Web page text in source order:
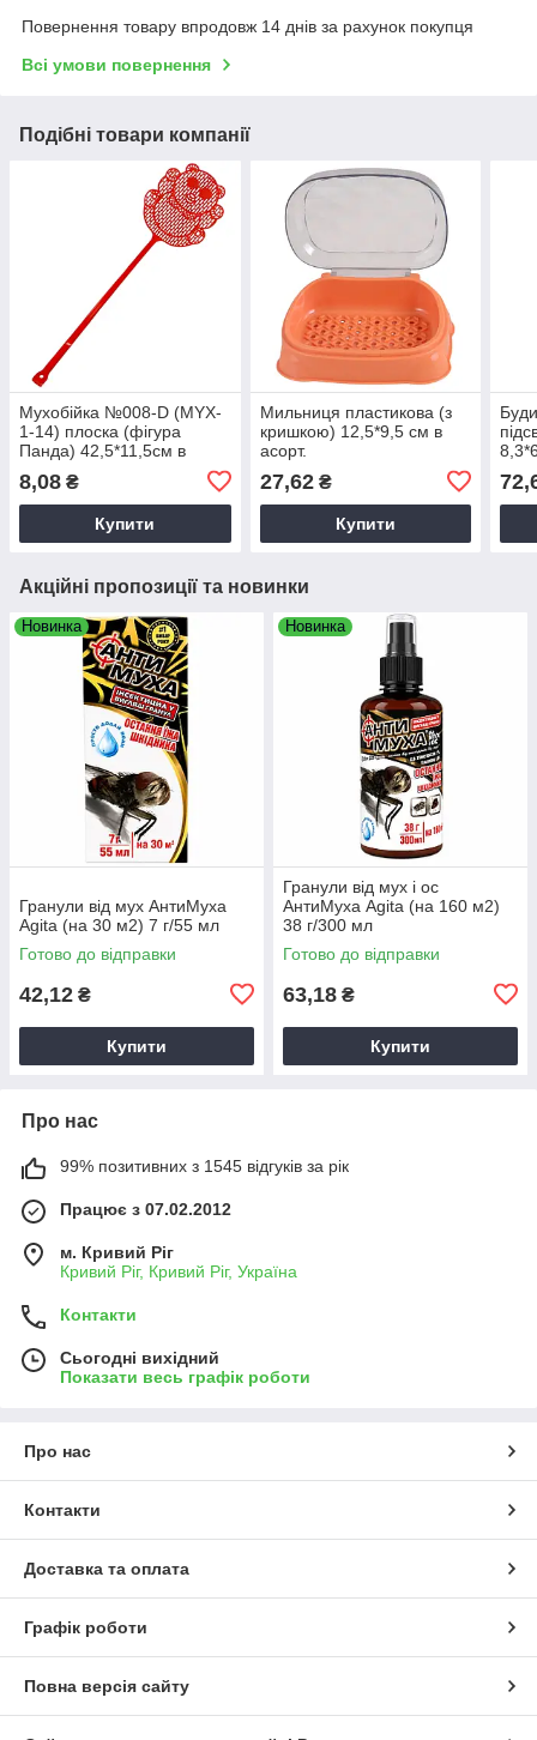
Повернення товару впродовж 14 днів за рахунок покупця
Всі умови повернення
Подібні товари компанії
Мухобійка №008-D (MYX-
1-14) плоска (фігура
Панда) 42,5*11,5см в
8,08 ₴
Купити
Мильниця пластикова (з
кришкою) 12,5*9,5 см в
асорт.
27,62₴
Купити
Акційні пропозиції та новинки
Новинка
Гранули від мух АнтиМуха
Agita (на 30 м2) 7 г/55 мл
Готово до відправки
42,12 ₴
Купити
Новинка
Гранули від мух і ос
АнтиМуха Agita (на 160 м2)
38 г/300 мл
Готово до відправки
63,18 ₴
Купити
Про нас
99% позитивних з 1545 відгуків за рік
Працює з 07.02.2012
м. Кривий Ріг
Кривий Ріг, Кривий Ріг, Україна
Контакти
Сьогодні вихідний
Показати весь графік роботи
Про нас
Контакти
Доставка та оплата
Графік роботи
Повна версія сайту